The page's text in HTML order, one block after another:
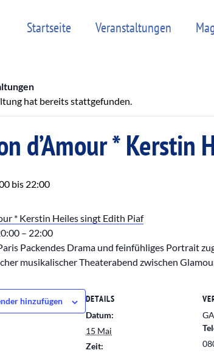
Startseite Veranstaltungen
hat bereits stattgefunden.
d’Amour *
bis 22:00
* Kerstin Heiles singt Edith Piaf
– 22:00
Packendes Drama und feinfühliges Portrait
musikalischer Theaterabend zwischen
hinzufügen DETAILS
Datum:
15 Mai
Zeit: